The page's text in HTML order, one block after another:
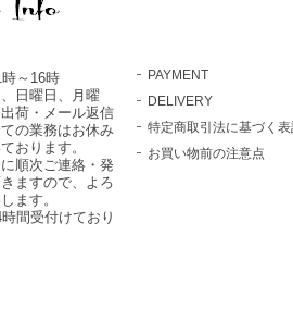
～16時
日曜日、月曜
荷・メール返信
の業務はお休み
おります。
順次ご連絡・発
ますので、よろ
ます。
間受付けており
PAYMENT
DELIVERY
特定商取引法に基づく
お買い物前の注意点